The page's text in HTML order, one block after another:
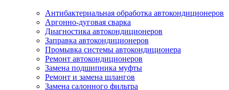
Антибактериальная обработка автокондиционеров
Аргонно-дуговая сварка
Диагностика автокондиционеров
Заправка автокондиционеров
Промывка системы автокондиционера
Ремонт автокондиционеров
Замена подшипника муфты
Ремонт и замена шлангов
Замена салонного фильтра